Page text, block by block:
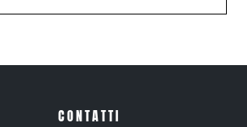
CONTATTI